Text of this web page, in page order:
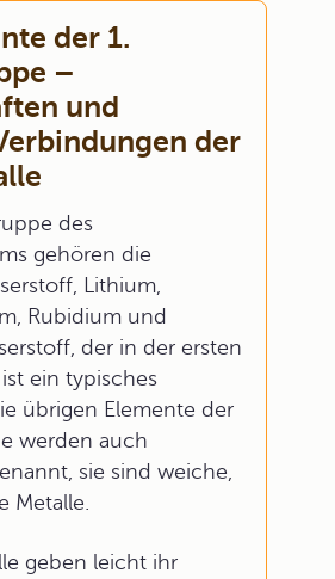
der 1.
–
und
der
des
gehören die
Lithium,
Rubidium und
der in der ersten
ein typisches
übrigen Elemente der
werden auch
sie sind weiche,
Metalle.
geben leicht ihr